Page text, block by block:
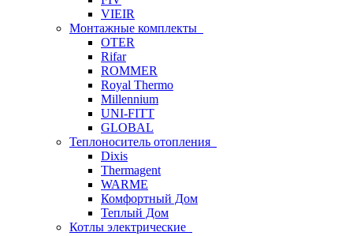
VIEIR
Монтажные комплекты
OTER
Rifar
ROMMER
Royal Thermo
Millennium
UNI-FITT
GLOBAL
Теплоноситель отопления
Dixis
Thermagent
WARME
Комфортный Дом
Теплый Дом
Котлы электрические